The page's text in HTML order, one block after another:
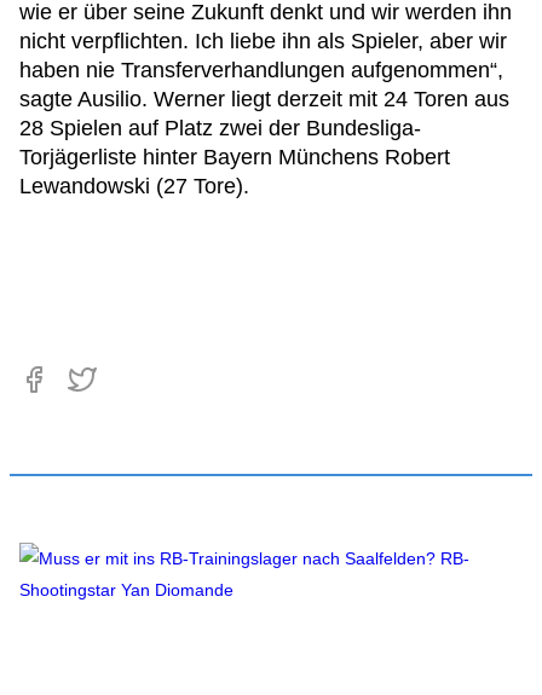
wie er über seine Zukunft denkt und wir werden ihn
nicht verpflichten. Ich liebe ihn als Spieler, aber wir
haben nie Transferverhandlungen aufgenommen“,
sagte Ausilio. Werner liegt derzeit mit 24 Toren aus
28 Spielen auf Platz zwei der Bundesliga-
Torjägerliste hinter Bayern Münchens Robert
Lewandowski (27 Tore).